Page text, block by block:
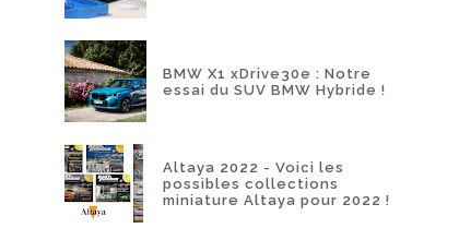
BMW X1 xDrive30e : Notre
essai du SUV BMW Hybride !
Altaya 2022 - Voici les
possibles collections
miniature Altaya pour 2022 !